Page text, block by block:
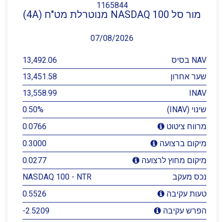
1165844
מור סל NASDAQ 100 מנוטרלת מט"ח (4A)
07/08/2026
NAV בסיס
13,492.06
שער אחרון
13,451.58
INAV
13,558.99
שינוי (INAV)
0.50%
מרווח ציטוט
0.0766
מיקום ברצועה
0.3000
מיקום מחוץ לרצועה
0.0277
נכס מעקב
NASDAQ 100 - NTR
טעות עקיבה
0.5526
הפרש עקיבה
-2.5209